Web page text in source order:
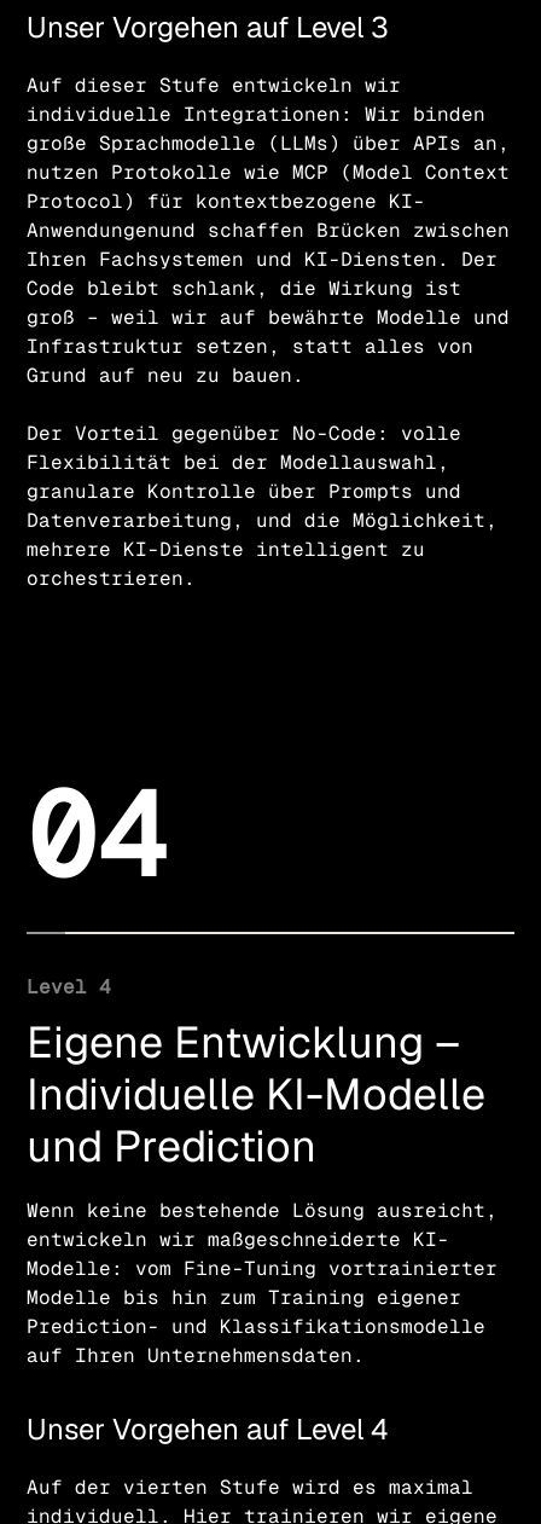
Unser Vorgehen auf Level 3
Auf dieser Stufe entwickeln wir
individuelle Integrationen: Wir binden
große Sprachmodelle (LLMs) über APIs an,
nutzen Protokolle wie MCP (Model Context
Protocol) für kontextbezogene KI-
Anwendungenund schaffen Brücken zwischen
Ihren Fachsystemen und KI-Diensten. Der
Code bleibt schlank, die Wirkung ist
groß – weil wir auf bewährte Modelle und
Infrastruktur setzen, statt alles von
Grund auf neu zu bauen.
Der Vorteil gegenüber No-Code: volle
Flexibilität bei der Modellauswahl,
granulare Kontrolle über Prompts und
Datenverarbeitung, und die Möglichkeit,
mehrere KI-Dienste intelligent zu
orchestrieren.
04
Level 4
Eigene Entwicklung –
Individuelle KI-Modelle
und Prediction
Wenn keine bestehende Lösung ausreicht,
entwickeln wir maßgeschneiderte KI-
Modelle: vom Fine-Tuning vortrainierter
Modelle bis hin zum Training eigener
Prediction- und Klassifikationsmodelle
auf Ihren Unternehmensdaten.
Unser Vorgehen auf Level 4
Auf der vierten Stufe wird es maximal
individuell. Hier trainieren wir eigene